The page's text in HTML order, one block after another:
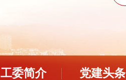
工委简介 党建头条